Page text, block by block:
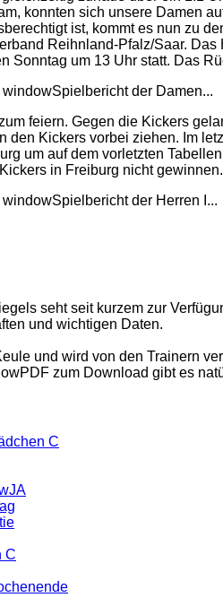
konnten sich unsere Damen
ist, kommt es nun zu
Reihnland-Pfalz/Saar.
Sonntag um 13 Uhr statt. Das
Spielbericht der Damen...
feiern. Gegen die Kickers
den Kickers vorbei ziehen. Im
um auf dem vorletzten
in Freiburg nicht gewinnen.
Spielbericht der Herren I...
seht seit kurzem zur
und wichtigen Daten.
und wird von den Trainern
PDF zum Download gibt es
C
C